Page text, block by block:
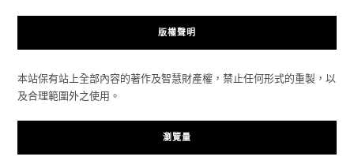
版權聲明
本站保有站上全部內容的著作及智慧財產權，禁止任何形式的重製，以
及合理範圍外之使用。
瀏覽量